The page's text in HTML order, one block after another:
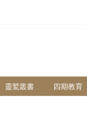
靈鷲叢書 四期教育